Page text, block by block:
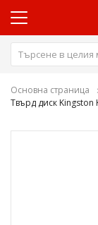
Основна страница
Твърд диск Kingston